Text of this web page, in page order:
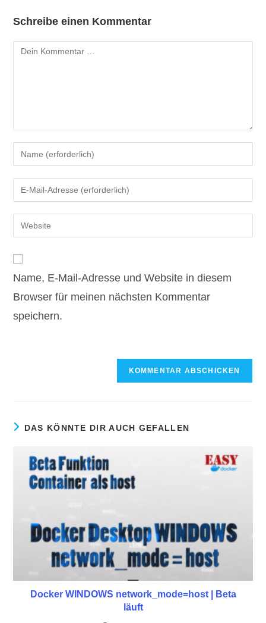
Schreibe einen Kommentar
Kommentar
deinen
Namen
oder
zum
Kommentieren
ein
deine
E-
Mail-
Kommentieren
deine
URL
ein
(optional)
Name, E-Mail-Adresse und Website in diesem
Browser für meinen nächsten Kommentar
speichern.
DAS KÖNNTE DIR AUCH GEFALLEN
Docker WINDOWS network_mode=host | Beta
läuft